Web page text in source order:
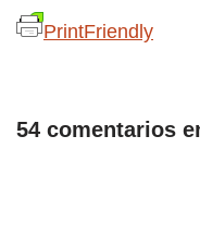
PrintFriendly
54 comentarios